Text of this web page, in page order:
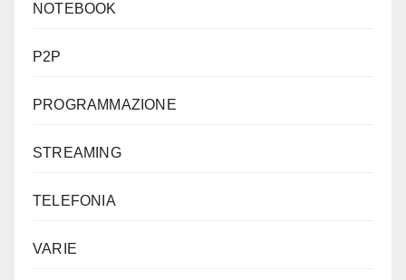
NOTEBOOK
P2P
PROGRAMMAZIONE
STREAMING
TELEFONIA
VARIE